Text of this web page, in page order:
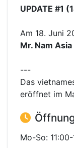
UPDATE #1
Am 18. Juni
Mr. Nam Asia
---
Das
eröffnet im
Mo-So: